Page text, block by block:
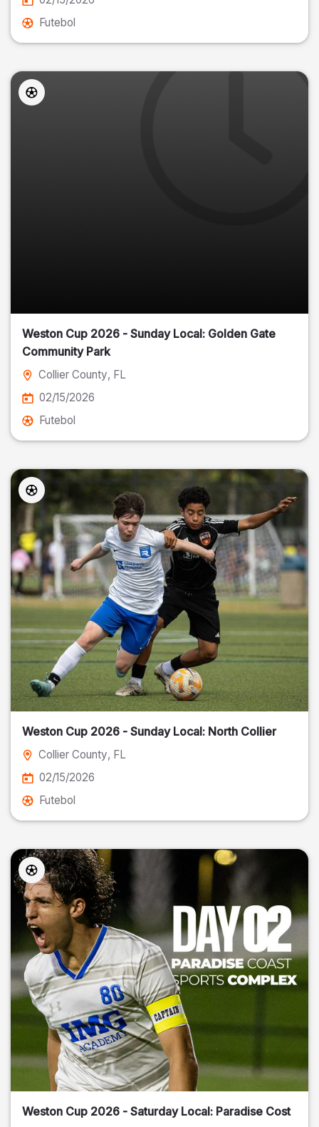
Futebol
Weston Cup 2026 - Sunday Local: Golden Gate
Community Park
Collier County, FL
02/15/2026
Futebol
Weston Cup 2026 - Sunday Local: North Collier
Collier County, FL
02/15/2026
Futebol
Weston Cup 2026 - Saturday Local: Paradise Cost